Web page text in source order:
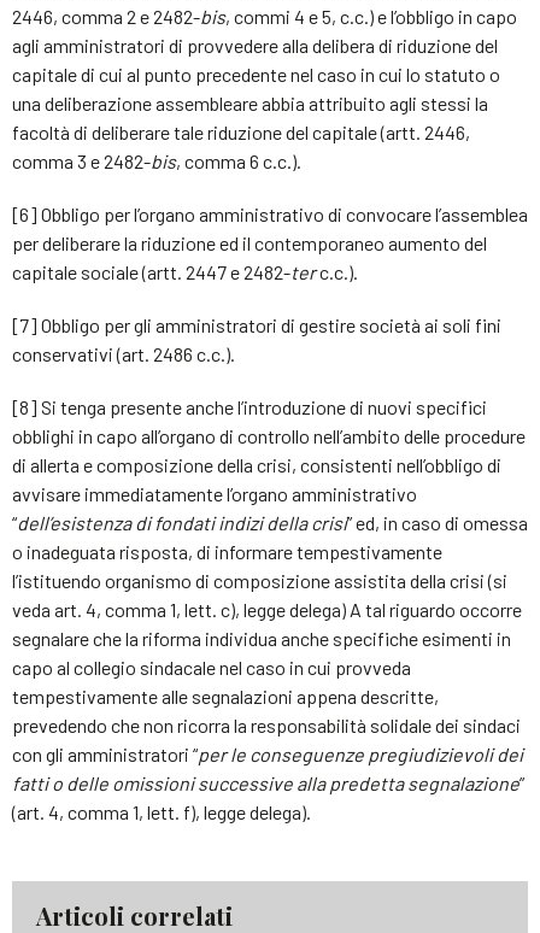
2446, comma 2 e 2482-bis, commi 4 e 5, c.c.) e l’obbligo in capo
agli amministratori di provvedere alla delibera di riduzione del
capitale di cui al punto precedente nel caso in cui lo statuto o
una deliberazione assembleare abbia attribuito agli stessi la
facoltà di deliberare tale riduzione del capitale (artt. 2446,
comma 3 e 2482-bis, comma 6 c.c.).
[6] Obbligo per l’organo amministrativo di convocare l’assemblea
per deliberare la riduzione ed il contemporaneo aumento del
capitale sociale (artt. 2447 e 2482-terc.c.).
[7] Obbligo per gli amministratori di gestire società ai soli fini
conservativi (art. 2486 c.c.).
[8] Si tenga presente anche l’introduzione di nuovi specifici
obblighi in capo all’organo di controllo nell’ambito delle procedure
di allerta e composizione della crisi, consistenti nell’obbligo di
avvisare immediatamente l’organo amministrativo
“dell’esistenza di fondati indizi della crisi” ed, in caso di omessa
o inadeguata risposta, di informare tempestivamente
l’istituendo organismo di composizione assistita della crisi (si
veda art. 4, comma 1, lett. c), legge delega) A tal riguardo occorre
segnalare che la riforma individua anche specifiche esimenti in
capo al collegio sindacale nel caso in cui provveda
tempestivamente alle segnalazioni appena descritte,
prevedendo che non ricorra la responsabilità solidale dei sindaci
con gli amministratori “per le conseguenze pregiudizievoli dei
fatti o delle omissioni successive alla predetta segnalazione”
(art. 4, comma 1, lett. f), legge delega).
Articoli correlati